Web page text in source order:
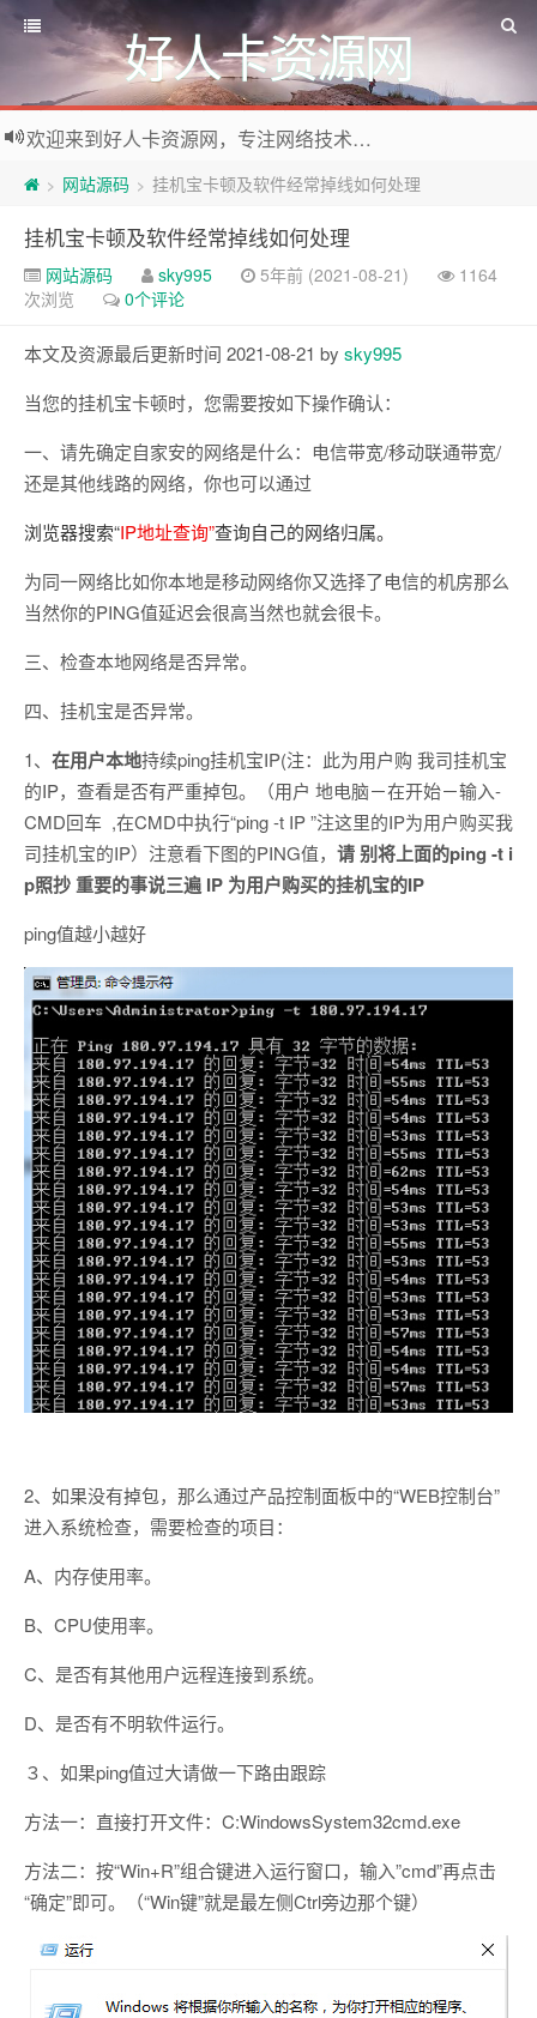
好人卡资源网
欢迎来到好人卡资源网，专注网络技术资源收集，我们不仅是网络资源的搬运工，也生产原创资源。寻找资源请留言或关注公众号:烈日下的男人
> 网站源码 > 挂机宝卡顿及软件经常掉线如何处理
挂机宝卡顿及软件经常掉线如何处理
网站源码 sky995 5年前 (2021-08-21)
1164
次浏览
0个评论
本文及资源最后更新时间 2021-08-21 by sky995
当您的挂机宝卡顿时，您需要按如下操作确认：
一、请先确定自家安的网络是什么：电信带宽/移动联通带宽/
还是其他线路的网络，你也可以通过
浏览器搜索“IP地址查询”查询自己的网络归属。
为同一网络比如你本地是移动网络你又选择了电信的机房那么
当然你的PING值延迟会很高当然也就会很卡。
三、检查本地网络是否异常。
四、挂机宝是否异常。
1、 在用户本地持续ping挂机宝IP(注：此为用户购 我司挂机宝
的IP，查看是否有严重掉包。（用户 地电脑－在开始－输入-
CMD回车 ,在CMD中执行“ping -t IP ”注这里的IP为用户购买我
司挂机宝的IP）注意看下图的PING值， 请 别将上面的ping -t i
p照抄 重要的事说三遍 IP 为用户购买的挂机宝的IP
ping值越小越好
2、如果没有掉包，那么通过产品控制面板中的“WEB控制台”
进入系统检查，需要检查的项目：
A、内存使用率。
B、CPU使用率。
C、是否有其他用户远程连接到系统。
D、是否有不明软件运行。
３、如果ping值过大请做一下路由跟踪
方法一：直接打开文件：C:WindowsSystem32cmd.exe
方法二：按“Win+R”组合键进入运行窗口，输入”cmd”再点击
“确定”即可。（“Win键”就是最左侧Ctrl旁边那个键）